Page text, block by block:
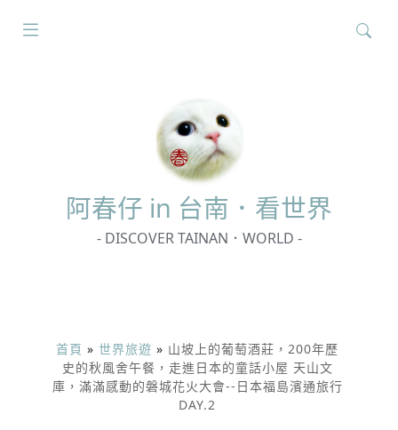
阿春仔 in 台南．看世界
- DISCOVER TAINAN．WORLD -
首頁 » 世界旅遊 » 山坡上的葡萄酒莊，200年歷
史的秋風舍午餐，走進日本的童話小屋 天山文
庫，滿滿感動的磐城花火大會--日本福島濱通旅行
DAY.2